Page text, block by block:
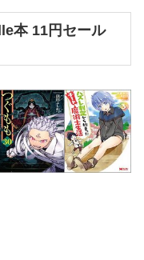
本 11円セール